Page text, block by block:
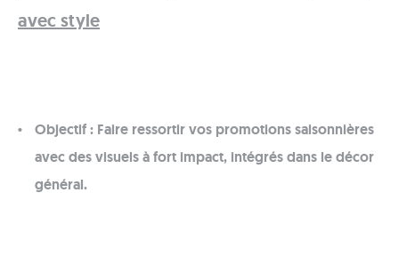
avec style
Objectif : Faire ressortir vos promotions saisonnières
avec des visuels à fort impact, intégrés dans le décor
général.